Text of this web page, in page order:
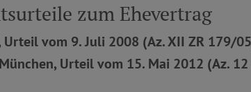
zum Ehevertrag
Urteil vom 9. Juli 2008 (Az. XII ZR 179/
München, Urteil vom 15. Mai 2012 (Az.